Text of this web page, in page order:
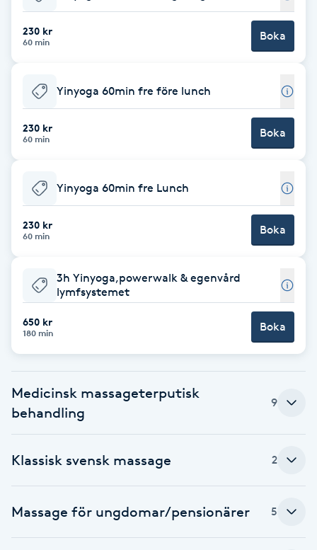
Babylights
Balayage
Barber
Barnklippning
BIAB
Blowout
Bottenfärg
Brynplockning
Bröllopsuppsättning
C
Celluliter
230 kr
60 min Boka
Yinyoga 60min fre före lunch
230 kr
60 min Boka
Yinyoga 60min fre Lunch
230 kr
60 min Boka
3h Yinyoga,powerwalk & egenvård
lymfsystemet
650 kr
180 min Boka
Medicinsk massageterputisk
behandling
9
Klassisk svensk massage 2
Massage för ungdomar/pensionärer 5